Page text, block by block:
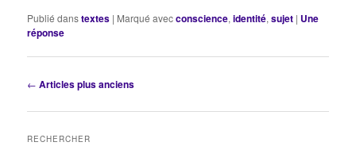
Publié danstextes | Marqué avecconscience,identité,sujet | Une
réponse
Navigation
articles
← Articles plus anciens
RECHERCHER